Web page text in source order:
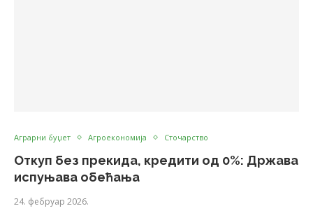
Аграрни буџет Агроекономија Сточарство
Откуп без прекида, кредити од 0%: Држава
испуњава обећања
24. фебруар 2026.